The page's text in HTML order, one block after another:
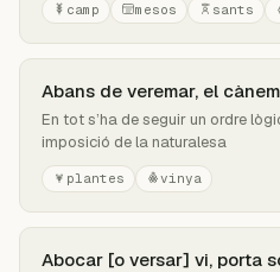
camp mesos sants
Abans de veremar, el
En tot s’ha de seguir un ordre
imposició de la naturalesa
plantes vinya
Abocar [o versar] vi, porta